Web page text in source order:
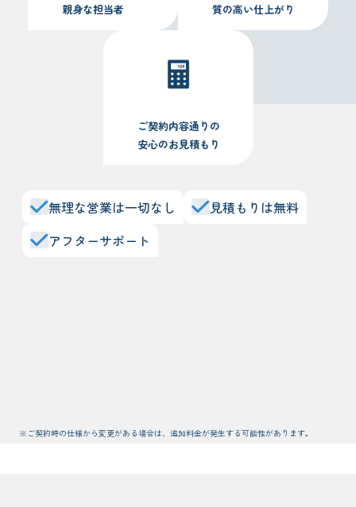
親身な担当者
質の高い仕上がり
ご契約内容通りの
安心のお見積もり
無理な営業は一切なし
見積もりは無料
アフターサポート
※ご契約時の仕様から変更がある場合は、追加料金が発生する可能性があります。